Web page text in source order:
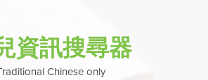
資訊搜尋器
Chinese only